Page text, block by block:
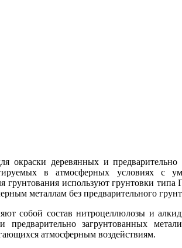
окраски деревянных и предварительно
в атмосферных условиях с
грунтования используют грунтовки
металлам без предварительного
собой состав нитроцеллюлозы и
загрунтованных
атмосферным воздействиям.